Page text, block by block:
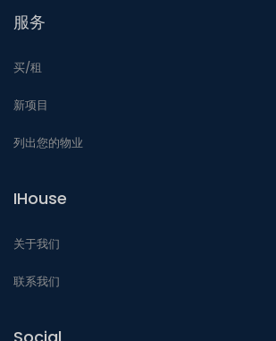
服务
买/租
新项目
列出您的物业
IHouse
关于我们
联系我们